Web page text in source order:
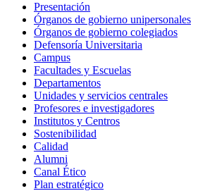
Presentación
Órganos de gobierno unipersonales
Órganos de gobierno colegiados
Defensoría Universitaria
Campus
Facultades y Escuelas
Departamentos
Unidades y servicios centrales
Profesores e investigadores
Institutos y Centros
Sostenibilidad
Calidad
Alumni
Canal Ético
Plan estratégico